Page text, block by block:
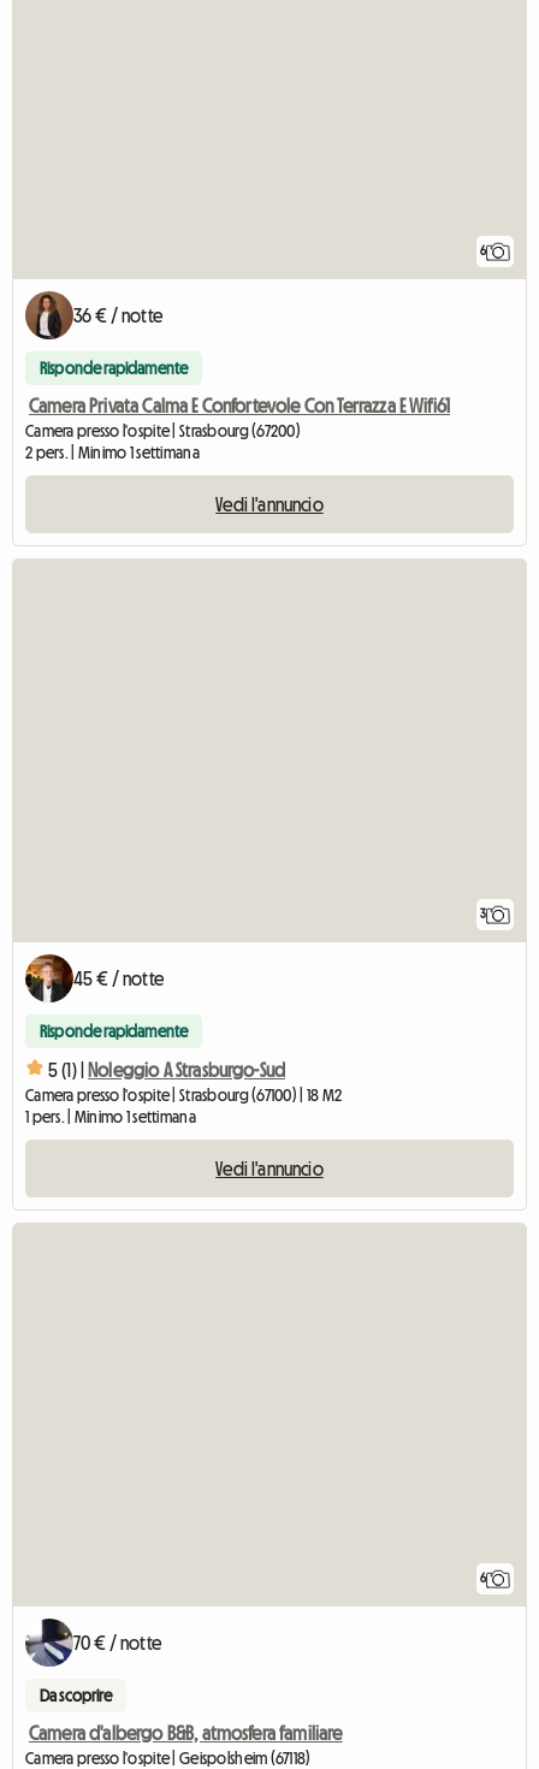
6
36 € / notte
Risponde rapidamente
Camera Privata Calma E Confortevole Con Terrazza E Wifi61
Camera presso l'ospite | Strasbourg (67200)
2 pers. | Minimo 1 settimana
Vedi l'annuncio
3
45 € / notte
Risponde rapidamente
5 (1) | Noleggio A Strasburgo-Sud
Camera presso l'ospite | Strasbourg (67100) | 18 M2
1 pers. | Minimo 1 settimana
Vedi l'annuncio
6
70 € / notte
Da scoprire
Camera d'albergo B&B, atmosfera familiare
Camera presso l'ospite | Geispolsheim (67118)